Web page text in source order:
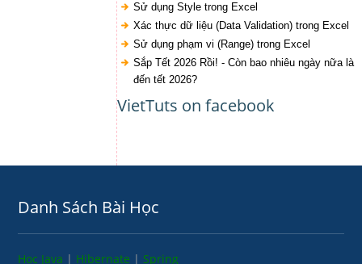
Sử dụng Style trong Excel
Xác thực dữ liệu (Data Validation) trong Excel
Sử dụng phạm vi (Range) trong Excel
Sắp Tết 2026 Rồi! - Còn bao nhiêu ngày nữa là
đến tết 2026?
VietTuts on facebook
Danh Sách Bài Học
Học Java | Hibernate | Spring